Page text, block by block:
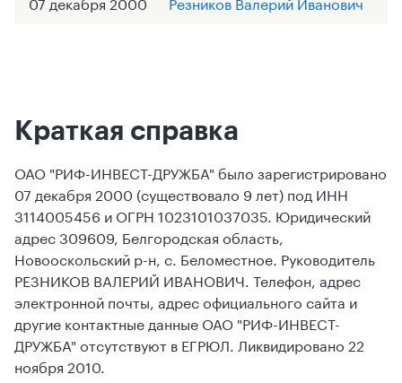
Краткая справка
ОАО "РИФ-ИНВЕСТ-ДРУЖБА" было зарегистрировано
07 декабря 2000 (существовало 9 лет) под ИНН
3114005456 и ОГРН 1023101037035. Юридический
адрес 309609, Белгородская область,
Новооскольский р-н, с. Беломестное. Руководитель
РЕЗНИКОВ ВАЛЕРИЙ ИВАНОВИЧ. Телефон, адрес
электронной почты, адрес официального сайта и
другие контактные данные ОАО "РИФ-ИНВЕСТ-
ДРУЖБА" отсутствуют в ЕГРЮЛ. Ликвидировано 22
ноября 2010.